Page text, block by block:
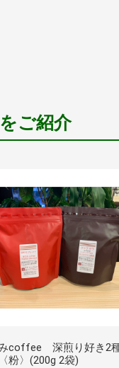
ご紹介
coffee 深煎り好き2
粉〉(200g 2袋)